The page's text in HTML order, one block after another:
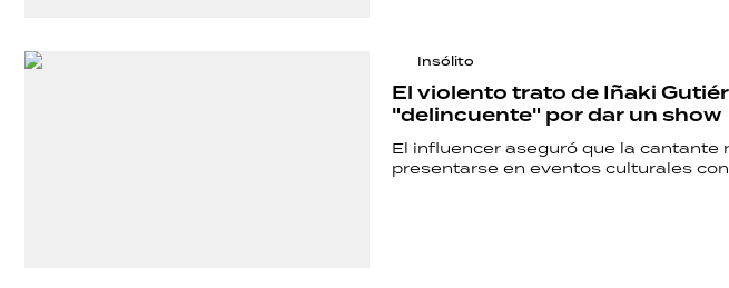
Insólito
El violento trato de Iñaki
"delincuente" por dar un show
El influencer aseguró que la
presentarse en eventos culturales